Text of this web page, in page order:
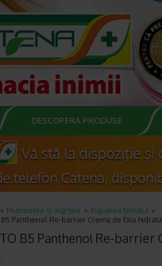
DESCOPERA PRODUSE
Frumusete si ingrijire
Ingrijirea tenului
B5 Panthenol Re-barrier Crema de fata
B5 Panthenol Re-